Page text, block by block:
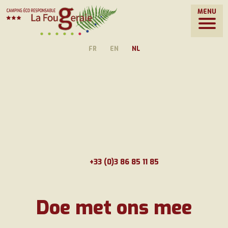
MENU
FR EN NL
+33 (0)3 86 85 11 85
Doe met ons mee